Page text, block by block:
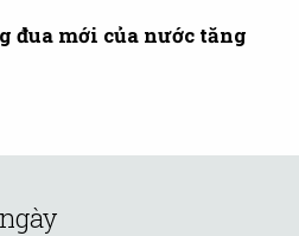
đua mới của nước tăng